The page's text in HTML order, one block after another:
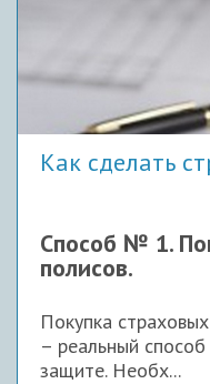
Как сделать
Способ № 1.
полисов.
Покупка
– реальный
защите. Необх...